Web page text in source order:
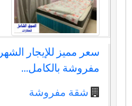
سعر مميز للإيجار
مفروشة بالكامل...
شقة مفروشة